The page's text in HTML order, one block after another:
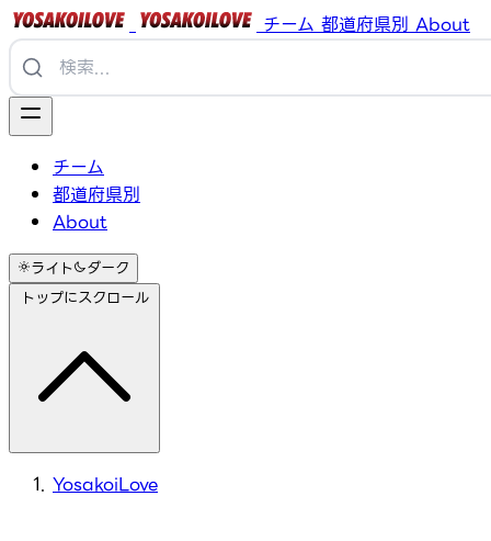
チーム 都道府県別 About
チーム
都道府県別
About
ライト
ダーク
トップにスクロール
YosakoiLove